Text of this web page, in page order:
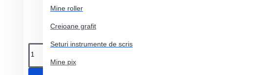
Mine roller
Creioane grafit
Seturi instrumente de scris
Mine pix